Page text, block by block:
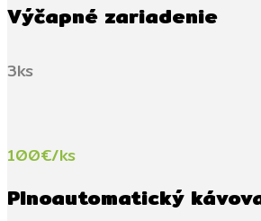
Výčapné zariadenie
3ks
100€/ks
Plnoautomatický